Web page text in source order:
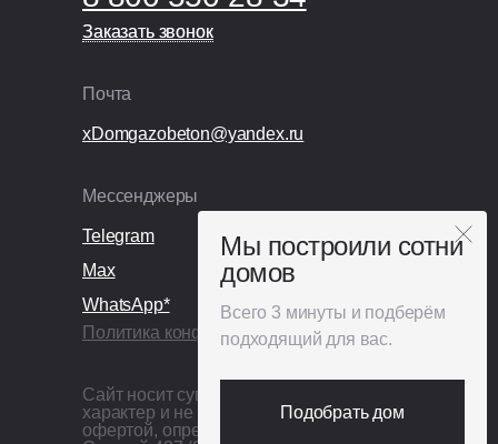
xDomgazobeton@yandex.ru
Почта
Мессенджеры
Telegram
WhatsApp*
Max
Политика конфиденциальности
Сайт носит сугубо информационный
характер и не является публичной
офертой, определяемой
Заказать звонок
Заказать звонок
Всего 3 минуты и подберём
подходящий для вас.
Мы построили сотни
домов
Подобрать дом